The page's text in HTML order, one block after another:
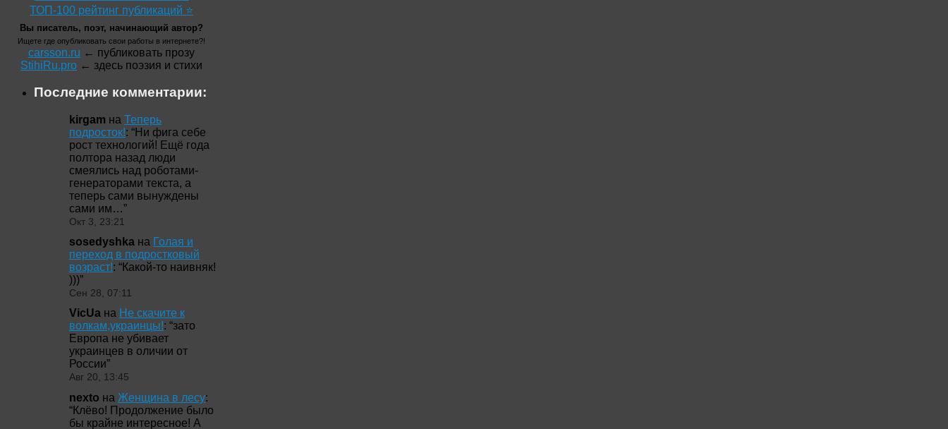
ТОП-100 рейтинг публикаций ⭐
Вы писатель, поэт, начинающий автор?
Ищете где опубликовать свои работы в интернете?!
carsson.ru ← публиковать прозу
StihiRu.pro ← здесь поэзия и стихи
Последние комментарии:
kirgam на Теперь
подросток!: “Ни фига себе
рост технологий! Ещё года
полтора назад люди
смеялись над роботами-
генераторами текста, а
теперь сами вынуждены
сами им…”
Окт 3, 23:21
sosedyshka на Голая и
переход в подростковый
возраст!: “Какой-то наивняк!
)))”
Сен 28, 07:11
VicUa на Не скачите к
волкам,украинцы!: “зато
Европа не убивает
украинцев в оличии от
России”
Авг 20, 13:45
nexto на Женщина в лесу:
“Клёво! Продолжение было
бы крайне интересное! А